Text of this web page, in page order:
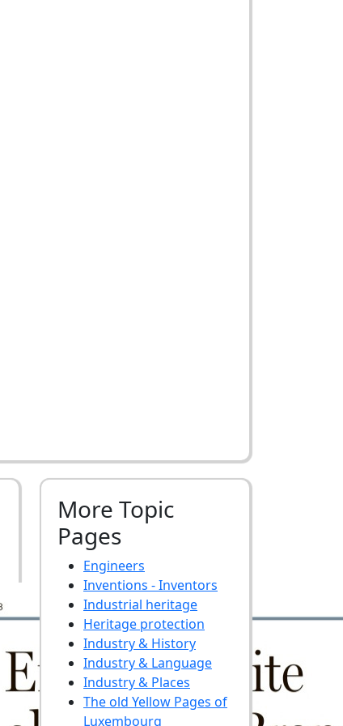
More Topic
Pages
Engineers
Inventions - Inventors
Industrial heritage
Heritage protection
Industry & History
Industry & Language
Industry & Places
The old Yellow Pages of
Luxembourg